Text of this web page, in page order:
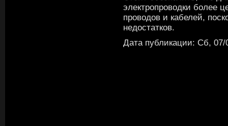
электропроводки более
проводов и кабелей,
недостатков.
Дата публикации: Сб, 07/